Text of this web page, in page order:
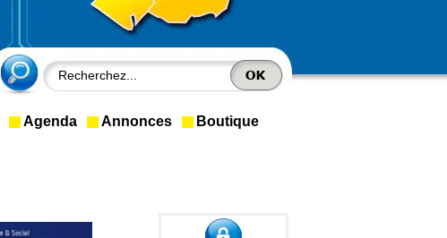
Agenda Annonces Boutique